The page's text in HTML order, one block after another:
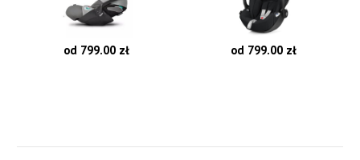
od 799.00 zł od 799.00 zł